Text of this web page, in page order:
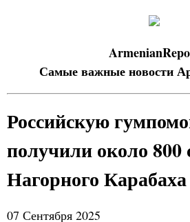
Самые важные новости
Российскую
получили около 800
Нагорного
07 Сентября 2025